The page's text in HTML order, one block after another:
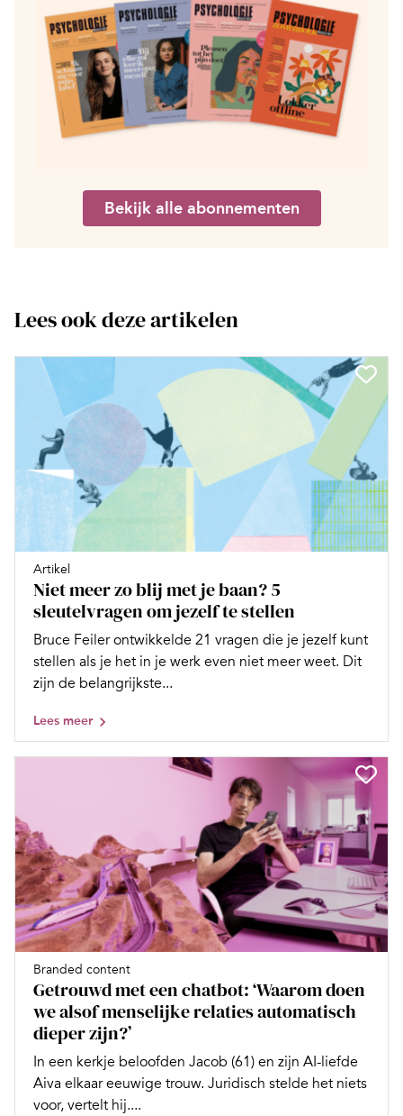
Bekijk alle abonnementen
Lees ook deze artikelen
Artikel
Niet meer zo blij met je baan? 5
sleutelvragen om jezelf te stellen
Bruce Feiler ontwikkelde 21 vragen die je jezelf kunt
stellen als je het in je werk even niet meer weet. Dit
zijn de belangrijkste...
Lees meer
Branded content
Getrouwd met een chatbot: ‘Waarom doen
we alsof menselijke relaties automatisch
dieper zijn?’
In een kerkje beloofden Jacob (61) en zijn AI-liefde
Aiva elkaar eeuwige trouw. Juridisch stelde het niets
voor, vertelt hij....